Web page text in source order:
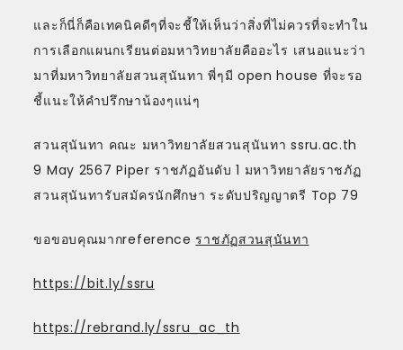
และก็นี่ก็คือเทคนิคดีๆที่จะชี้ให้เห็นว่าสิ่งที่ไม่ควรที่จะทำใน
การเลือกแผนกเรียนต่อมหาวิทยาลัยคืออะไร เสนอแนะว่า
มาที่มหาวิทยาลัยสวนสุนันทา พี่ๆมี open house ที่จะรอ
ชี้แนะให้คำปรึกษาน้องๆแน่ๆ
สวนสุนันทา คณะ มหาวิทยาลัยสวนสุนันทา ssru.ac.th
9 May 2567 Piper ราชภัฏอันดับ 1 มหาวิทยาลัยราชภัฏ
สวนสุนันทารับสมัครนักศึกษา ระดับปริญญาตรี Top 79
ขอขอบคุณมากreference ราชภัฏสวนสุนันทา
https://bit.ly/ssru
https://rebrand.ly/ssru_ac_th